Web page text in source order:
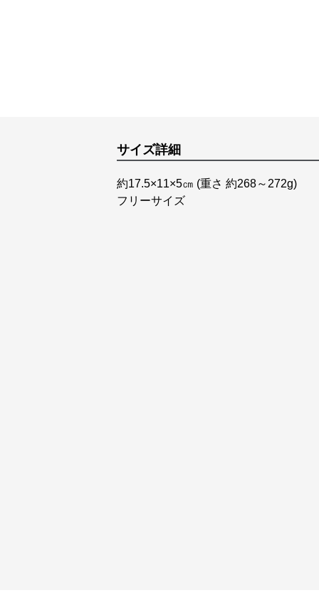
サイズ詳細
約17.5×11×5㎝ (重さ 約268～272g)
フリーサイズ